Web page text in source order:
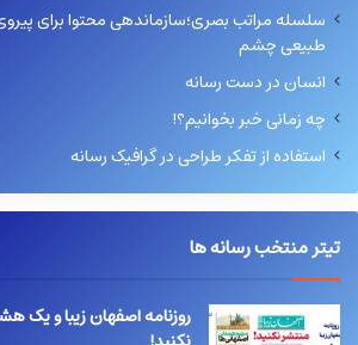
سلسله مراتب بصری؛سازماندهی محتوا برای
طبیعی چشم
انسان در دست رسانه
چه زمانی خبر بخوانیم؟!
استفاده از تفکر طراحی در گرافیک رسانه
تیتر منتخب رسانه ها
روزنامه اصفهان زیبا و یک